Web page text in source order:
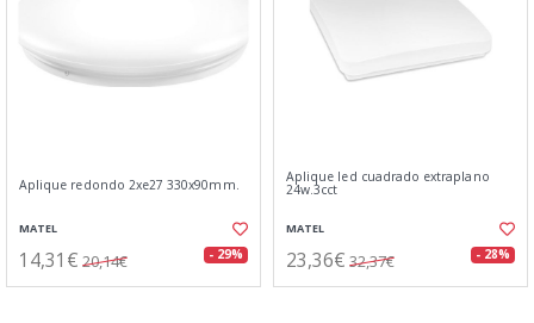
Aplique redondo 2xe27 330x90mm.
MATEL
14,31€ 20,14€ - 29%
Aplique led cuadrado extraplano
24w.3cct
MATEL
23,36€ 32,37€ - 28%